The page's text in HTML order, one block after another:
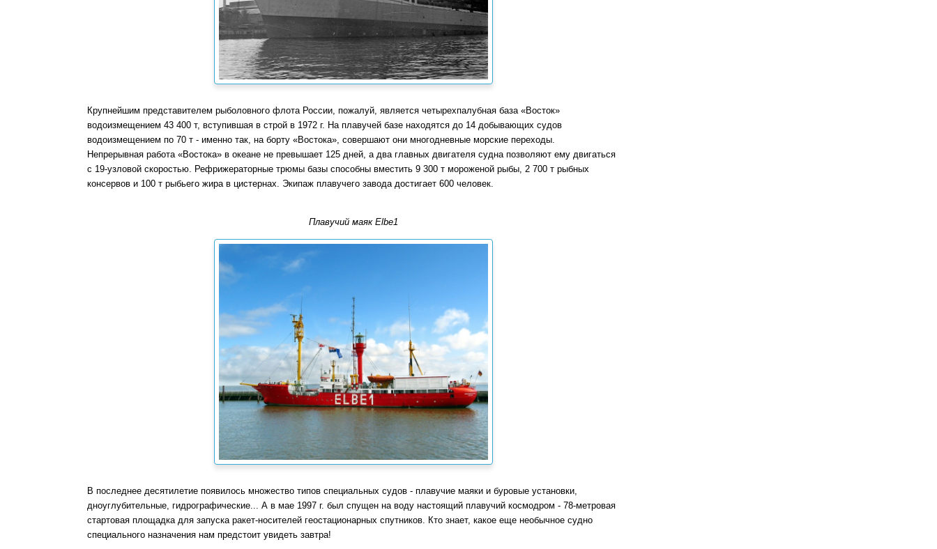
Крупнейшим представителем рыболовного флота России, пожалуй, является четырехпалубная база «Восток»
водоизмещением 43 400 т, вступившая в строй в 1972 г. На плавучей базе находятся до 14 добывающих судов
водоизмещением по 70 т - именно так, на борту «Востока», совершают они многодневные морские переходы.
Непрерывная работа «Востока» в океане не превышает 125 дней, а два главных двигателя судна позволяют ему двигаться
с 19-узловой скоростью. Рефрижераторные трюмы базы способны вместить 9 300 т мороженой рыбы, 2 700 т рыбных
консервов и 100 т рыбьего жира в цистернах. Экипаж плавучего завода достигает 600 человек.
Плавучий маяк Elbe1
В последнее десятилетие появилось множество типов специальных судов - плавучие маяки и буровые установки,
дноуглубительные, гидрографические... А в мае 1997 г. был спущен на воду настоящий плавучий космодром - 78-метровая
стартовая площадка для запуска ракет-носителей геостационарных спутников. Кто знает, какое еще необычное судно
специального назначения нам предстоит увидеть завтра!